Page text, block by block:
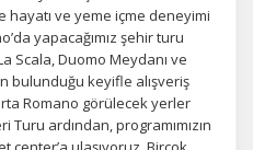
hayatı ve yeme içme deneyimi
yapacağımız şehir turu
Scala, Duomo Meydanı ve
bulunduğu keyifle alışveriş
Romano görülecek yerler
Turu ardından, programımızın